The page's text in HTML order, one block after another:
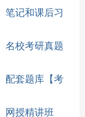
笔记和课后习
名校考研真题
配套题库【考
网授精讲班